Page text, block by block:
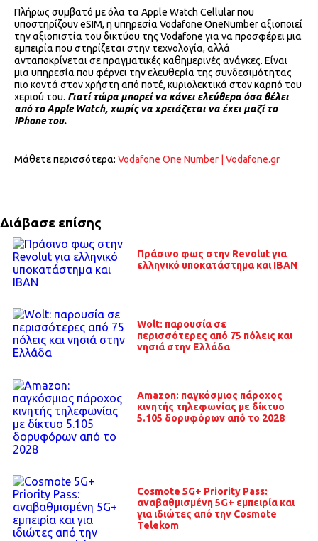
Πλήρως συμβατό με όλα τα Apple Watch Cellular που
υποστηρίζουν eSIM, η υπηρεσία Vodafone OneNumber αξιοποιεί
την αξιοπιστία του δικτύου της Vodafone για να προσφέρει μια
εμπειρία που στηρίζεται στην τεχνολογία, αλλά
ανταποκρίνεται σε πραγματικές καθημερινές ανάγκες. Είναι
μια υπηρεσία που φέρνει την ελευθερία της συνδεσιμότητας
πιο κοντά στον χρήστη από ποτέ, κυριολεκτικά στον καρπό του
χεριού του. Γιατί τώρα μπορεί να κάνει ελεύθερα όσα θέλει
από τοApple Watch, χωρίς να χρειάζεται να έχει μαζί το
iPhone του.
Μάθετε περισσότερα: Vodafone One Number | Vodafone.gr
Διάβασε επίσης
Πράσινο φως στην Revolut για
ελληνικό υποκατάστημα και IBAN
Wolt: παρουσία σε
περισσότερες από 75 πόλεις και
νησιά στην Ελλάδα
Amazon: παγκόσμιος πάροχος
κινητής τηλεφωνίας με δίκτυο
5.105 δορυφόρων από το 2028
Cosmote 5G+ Priority Pass:
αναβαθμισμένη 5G+ εμπειρία και
για ιδιώτες από την Cosmote
Telekom